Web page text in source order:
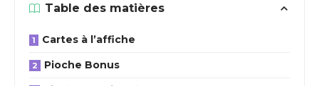
Table des matières
Cartes à l’affiche
Pioche Bonus